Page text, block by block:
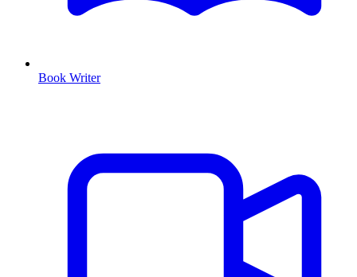
Book Writer